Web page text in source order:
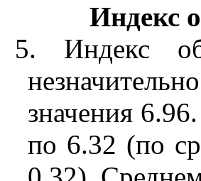
Индекс
5. Индекс
значения 6.96.
по 6.32 (по